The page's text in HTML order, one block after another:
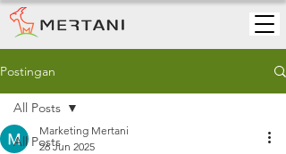
Postingan
All Posts
All Posts
Marketing Mertani
26 Jun 2025